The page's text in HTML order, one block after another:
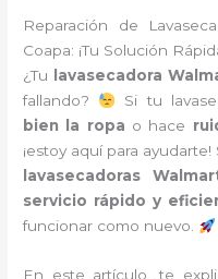
Reparación de
Coapa: ¡Tu Solución
¿Tu
lavasecadora
fallando?
Si tu
bien la ropa o hace
¡estoy aquí para
lavasecadoras
servicio rápido y
funcionar como nuevo.
En este artículo, te